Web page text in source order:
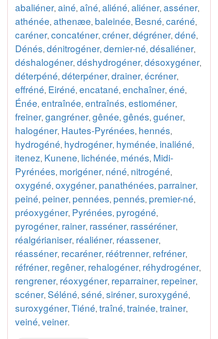
abaliéner, ainé, aîné, aliéné, aliéner, asséner,
athénée, athenæe, baleinée, Besné, caréné,
caréner, concaténer, créner, dégréner, déné,
Dénés, dénitrogéner, dernier-né, désaliéner,
déshalogéner, déshydrogéner, désoxygéner,
déterpéné, déterpéner, drainer, écréner,
effréné, Eiréné, encatané, enchaîner, éné,
Énée, entraînée, entraînés, estioméner,
freiner, gangréner, gênée, gênés, guéner,
halogéner, Hautes-Pyrénées, hennés,
hydrogéné, hydrogéner, hyménée, inaliéné,
itenez, Kunene, lichénée, ménés, Midi-
Pyrénées, morigéner, néné, nitrogéné,
oxygéné, oxygéner, panathénées, parrainer,
peiné, peiner, pennées, pennés, premier-né,
préoxygéner, Pyrénées, pyrogéné,
pyrogéner, rainer, rasséner, rasséréner,
réalgérianiser, réaliéner, réassener,
réasséner, recaréner, réétrenner, refréner,
réfréner, regêner, rehalogéner, réhydrogéner,
rengrener, réoxygéner, reparrainer, repeiner,
scéner, Séléné, séné, siréner, suroxygéné,
suroxygéner, Tiéné, traîné, trainée, trainer,
veiné, veiner.